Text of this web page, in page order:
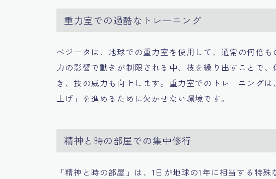
重力室での過酷なトレーニング
ベジータは、地球での重力室を使用して、通常の何倍
力の影響で動きが制限される中、技を繰り出すことで
き、技の威力も向上します。重力室でのトレーニング
上げ」を進めるために欠かせない環境です。
精神と時の部屋での集中修行
「精神と時の部屋」は、1日が地球の1年に相当する特